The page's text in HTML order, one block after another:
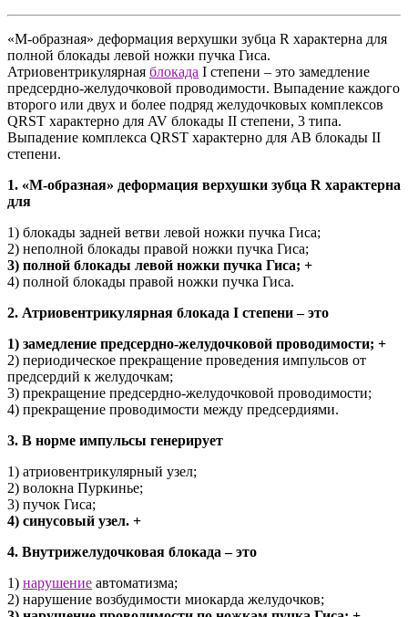
«М-образная» деформация верхушки зубца R характерна для
полной блокады левой ножки пучка Гиса.
Атриовентрикулярная блокада I степени – это замедление
предсердно-желудочковой проводимости. Выпадение каждого
второго или двух и более подряд желудочковых комплексов
QRST характерно для AV блокады II степени, 3 типа.
Выпадение комплекса QRSТ характерно для АВ блокады II
степени.
1. «М-образная» деформация верхушки зубца R характерна
для
1) блокады задней ветви левой ножки пучка Гиса;
2) неполной блокады правой ножки пучка Гиса;
3) полной блокады левой ножки пучка Гиса; +
4) полной блокады правой ножки пучка Гиса.
2. Атриовентрикулярная блокада I степени – это
1) замедление предсердно-желудочковой проводимости; +
2) периодическое прекращение проведения импульсов от
предсердий к желудочкам;
3) прекращение предсердно-желудочковой проводимости;
4) прекращение проводимости между предсердиями.
3. В норме импульсы генерирует
1) атриовентрикулярный узел;
2) волокна Пуркинье;
3) пучок Гиса;
4) синусовый узел. +
4. Внутрижелудочковая блокада – это
1) нарушение автоматизма;
2) нарушение возбудимости миокарда желудочков;